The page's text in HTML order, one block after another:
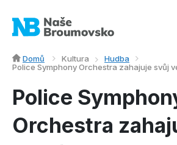
Domů Kultura
Hudba
Police Symphony Orchestra zahajuje svůj
Police
Orchestra